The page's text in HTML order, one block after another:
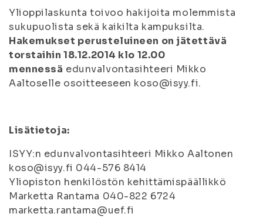
Ylioppilaskunta toivoo hakijoita molemmista
sukupuolista sekä kaikilta kampuksilta.
Hakemukset perusteluineen on jätettävä
torstaihin 18.12.2014 klo 12.00
mennessä edunvalvontasihteeri Mikko
Aaltoselle osoitteeseen koso@isyy.fi.
Lisätietoja:
ISYY:n edunvalvontasihteeri Mikko Aaltonen
koso@isyy.fi 044-576 8414
Yliopiston henkilöstön kehittämispäällikkö
Marketta Rantama 040-822 6724
marketta.rantama@uef.fi